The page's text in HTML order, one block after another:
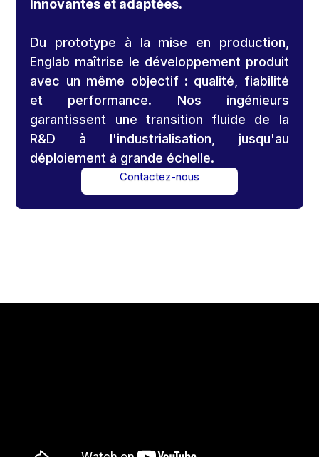
innovantes et adaptées.
Du prototype à la mise en production,
Englab maîtrise le développement produit
avec un même objectif : qualité, fiabilité
et performance. Nos ingénieurs
garantissent une transition fluide de la
R&D à l'industrialisation, jusqu'au
déploiement à grande échelle.
Contactez-nous